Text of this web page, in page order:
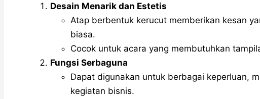
Desain Menarik dan Estetis
Atap berbentuk kerucut memberikan kesan
biasa.
Cocok untuk acara yang membutuhkan
Fungsi Serbaguna
Dapat digunakan untuk berbagai keperluan,
kegiatan bisnis.